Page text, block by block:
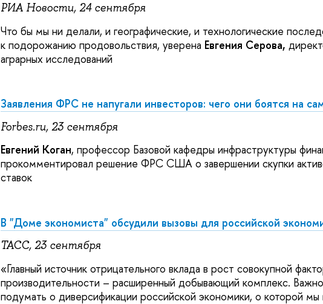
РИА Новости, 24 сентября
Что бы мы ни делали, и географические, и технологические
к подорожанию продовольствия, уверена Евгения Серова,
аграрных исследований
Заявления ФРС не напугали инвесторов: чего они боятся на
Forbes.ru, 23 сентября
Евгений Коган, профессор Базовой кафедры инфраструктуры
прокомментировал решение ФРС США о завершении скупки
ставок
В "Доме экономиста" обсудили вызовы для российской
ТАСС, 23 сентября
«Главный источник отрицательного вклада в рост совокупной
производительности – расширенный добывающий комплекс.
подумать о диверсификации российской экономики, о которой